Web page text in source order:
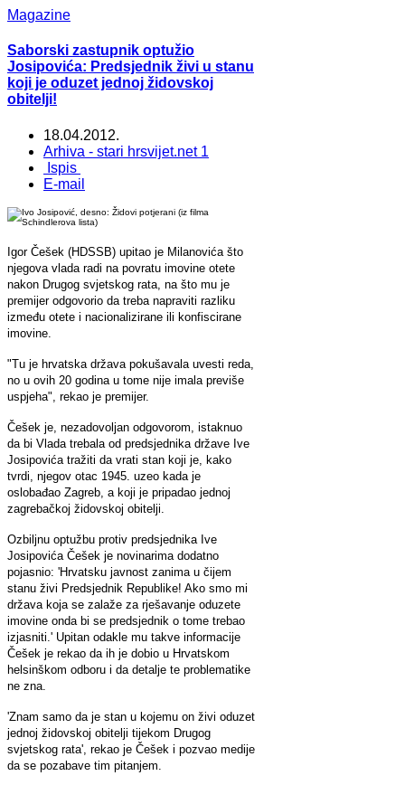
Magazine
Saborski zastupnik optužio
Josipovića: Predsjednik živi u stanu
koji je oduzet jednoj židovskoj
obitelji!
18.04.2012.
Arhiva - stari hrsvijet.net 1
Ispis
E-mail
Igor Češek (HDSSB) upitao je Milanovića što
njegova vlada radi na povratu imovine otete
nakon Drugog svjetskog rata, na što mu je
premijer odgovorio da treba napraviti razliku
između otete i nacionalizirane ili konfiscirane
imovine.
"Tu je hrvatska država pokušavala uvesti reda,
no u ovih 20 godina u tome nije imala previše
uspjeha", rekao je premijer.
Češek je, nezadovoljan odgovorom, istaknuo
da bi Vlada trebala od predsjednika države Ive
Josipovića tražiti da vrati stan koji je, kako
tvrdi, njegov otac 1945. uzeo kada je
oslobađao Zagreb, a koji je pripadao jednoj
zagrebačkoj židovskoj obitelji.
Ozbiljnu optužbu protiv predsjednika Ive
Josipovića Češek je novinarima dodatno
pojasnio: 'Hrvatsku javnost zanima u čijem
stanu živi Predsjednik Republike! Ako smo mi
država koja se zalaže za rješavanje oduzete
imovine onda bi se predsjednik o tome trebao
izjasniti.' Upitan odakle mu takve informacije
Češek je rekao da ih je dobio u Hrvatskom
helsinškom odboru i da detalje te problematike
ne zna.
'Znam samo da je stan u kojemu on živi oduzet
jednoj židovskoj obitelji tijekom Drugog
svjetskog rata', rekao je Češek i pozvao medije
da se pozabave tim pitanjem.